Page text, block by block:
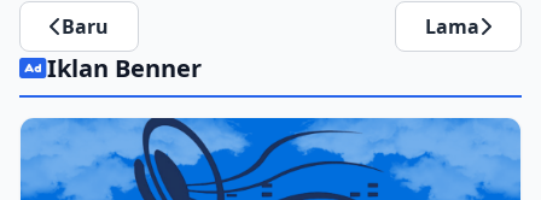
Baru Lama
Iklan Benner